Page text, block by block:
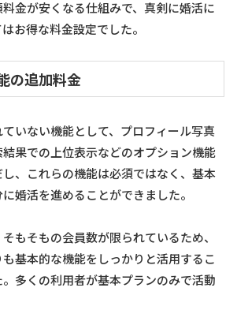
金が安くなる仕組みで、真剣に婚活に
お得な料金設定でした。
の追加料金
いない機能として、プロフィール写真
果での上位表示などのオプション機能
、これらの機能は必須ではなく、基本
婚活を進めることができました。
もそもの会員数が限られているため、
基本的な機能をしっかりと活用するこ
多くの利用者が基本プランのみで活動